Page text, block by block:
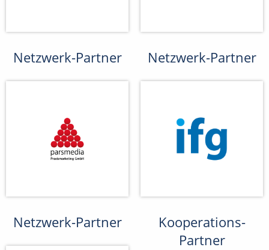
Netzwerk-Partner Netzwerk-Partner
Netzwerk-Partner
Kooperations-
Partner